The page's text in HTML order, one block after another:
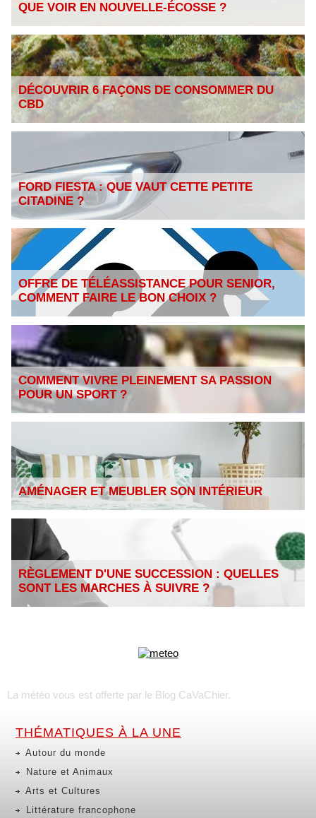
QUE VOIR EN NOUVELLE-ÉCOSSE ?
DÉCOUVRIR 6 FAÇONS DE CONSOMMER DU
CBD
FORD FIESTA : QUE VAUT CETTE PETITE
CITADINE ?
OFFRE DE TÉLÉASSISTANCE POUR SENIOR,
COMMENT FAIRE LE BON CHOIX ?
COMMENT VIVRE PLEINEMENT SA PASSION
POUR UN SPORT ?
AMÉNAGER ET MEUBLER SON INTÉRIEUR
RÈGLEMENT D'UNE SUCCESSION : QUELLES
SONT LES MARCHES À SUIVRE ?
La météo vous est offerte par le Blog CaVaChier.
THÉMATIQUES À LA UNE
Autour du monde
Nature et Animaux
Arts et Cultures
Littérature francophone